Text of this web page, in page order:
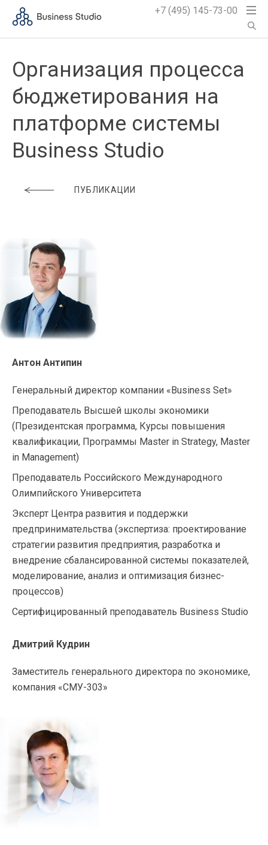
+7 (495) 145-73-00
Организация процесса
бюджетирования на
платформе системы
Business Studio
ПУБЛИКАЦИИ
Антон Антипин
Генеральный директор компании «Business Set»
Преподаватель Высшей школы экономики
(Президентская программа, Курсы повышения
квалификации, Программы Master in Strategy, Master
in Management)
Преподаватель Российского Международного
Олимпийского Университета
Эксперт Центра развития и поддержки
предпринимательства (экспертиза: проектирование
стратегии развития предприятия, разработка и
внедрение сбалансированной системы показателей,
моделирование, анализ и оптимизация бизнес-
процессов)
Сертифицированный преподаватель Business Studio
Дмитрий Кудрин
Заместитель генерального директора по экономике,
компания «СМУ-303»